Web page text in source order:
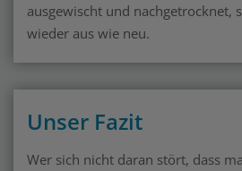
ausgewischt und nachgetrocknet,
wieder aus wie neu.
Unser Fazit
Wer sich nicht daran stört, dass